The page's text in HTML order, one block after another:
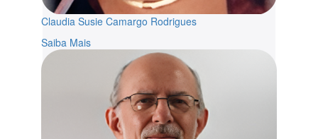
Claudia Susie Camargo Rodrigues
Saiba Mais